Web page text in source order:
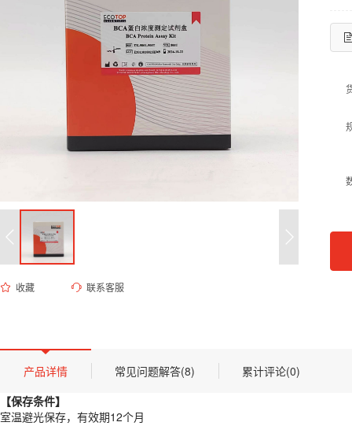
收藏 联系客服
产品描述
【保存条件】
室温避光保存，有效期12个月
【概述】
产品详情 常见问题解答(8)
累计评论(0)
【保存条件】
室温避光保存，有效期12个月